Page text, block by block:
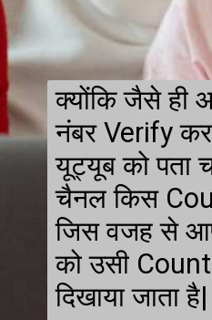
क्योंकि जैसे ही
नंबर Verify
यूट्यूब को पता
चैनल किस
जिस वजह से
को उसी
दिखाया जाता है|